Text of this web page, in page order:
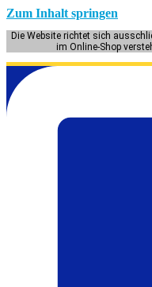
Zum Inhalt springen
Die Website richtet sich
im Online-Shop